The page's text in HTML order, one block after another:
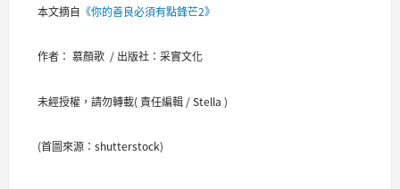
本文摘自 《你的善良必須有點鋒芒2》
作者： 慕顏歌 / 出版社：采實文化
未經授權，請勿轉載( 責任編輯 / Stella )
(首圖來源：shutterstock)